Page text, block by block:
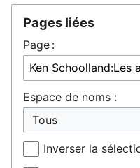
Pages liées
Page :
Espace de noms :
Inverser la